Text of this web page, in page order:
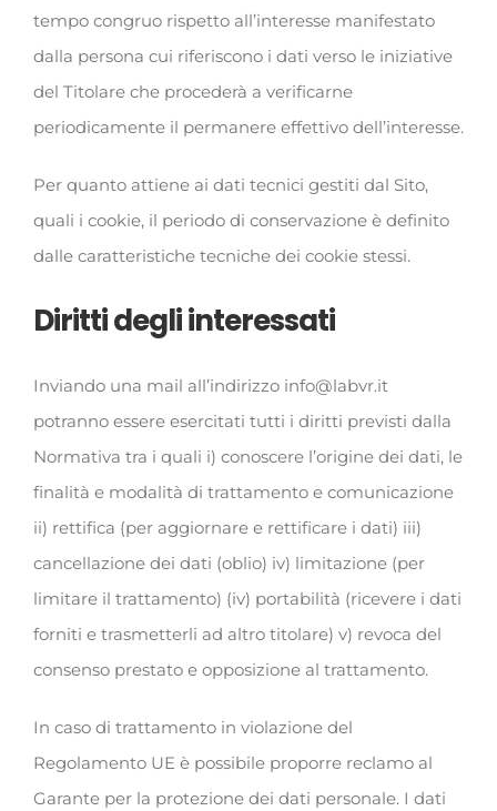
tempo congruo rispetto all’interesse manifestato
dalla persona cui riferiscono i dati verso le iniziative
del Titolare che procederà a verificarne
periodicamente il permanere effettivo dell’interesse.
Per quanto attiene ai dati tecnici gestiti dal Sito,
quali i cookie, il periodo di conservazione è definito
dalle caratteristiche tecniche dei cookie stessi.
Diritti degli interessati
Inviando una mail all’indirizzo info@labvr.it
potranno essere esercitati tutti i diritti previsti dalla
Normativa tra i quali i) conoscere l’origine dei dati, le
finalità e modalità di trattamento e comunicazione
ii) rettifica (per aggiornare e rettificare i dati) iii)
cancellazione dei dati (oblio) iv) limitazione (per
limitare il trattamento) (iv) portabilità (ricevere i dati
forniti e trasmetterli ad altro titolare) v) revoca del
consenso prestato e opposizione al trattamento.
In caso di trattamento in violazione del
Regolamento UE è possibile proporre reclamo al
Garante per la protezione dei dati personale. I dati